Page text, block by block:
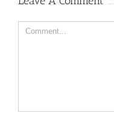
Comment